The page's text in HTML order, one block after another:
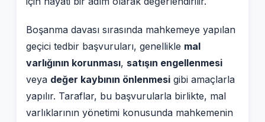
Boşanma davası sırasında mahkemeye yapılan
geçici tedbir başvuruları, genellikle mal
varlığının korunması, satışın engellenmesi
veya değer kaybının önlenmesi gibi amaçlarla
yapılır. Taraflar, bu başvurularla birlikte, mal
varlıklarının yönetimi konusunda mahkemenin